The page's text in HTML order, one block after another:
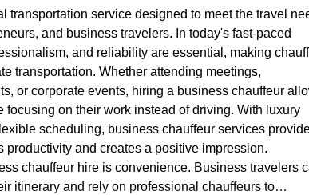
transportation service designed to meet the travel
and business travelers. In today's fast-paced
and reliability are essential, making
transportation. Whether attending meetings,
or corporate events, hiring a business chauffeur
on their work instead of driving. With luxury
scheduling, business chauffeur services
productivity and creates a positive impression.
chauffeur hire is convenience. Business travelers
itinerary and rely on professional chauffeurs to…